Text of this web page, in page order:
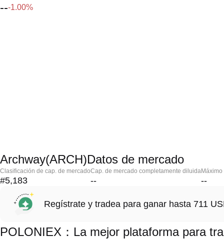
---1.00%
Archway(ARCH)Datos de mercado
Clasificación de cap. de mercado
#5,183
Cap. de mercado completamente diluida
-- --
Regístrate y tradea para ganar hasta 711
POLONIEX：La mejor plataforma para